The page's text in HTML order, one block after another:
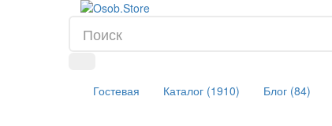
Гостевая Каталог (1910) Блог (84)